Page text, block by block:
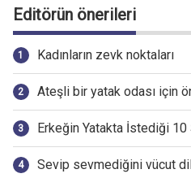
Editörün önerileri
Kadınların zevk noktaları
Ateşli bir yatak odası için
Erkeğin Yatakta İstediği 10
Sevip sevmediğini vücut